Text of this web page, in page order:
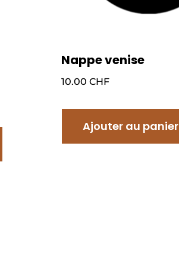
Nappe venise
10.00 CHF
Ajouter au panier